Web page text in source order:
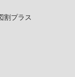
割プラス